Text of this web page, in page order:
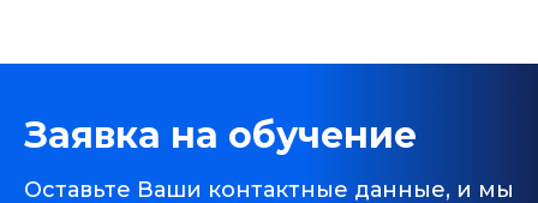
Заявка на обучение
Оставьте Ваши контактные данные, и мы